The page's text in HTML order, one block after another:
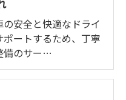
の安全と快適なドライ
ポートするため、丁寧
備のサー…